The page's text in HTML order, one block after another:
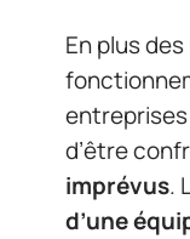
En plus
d’être
imprévus.
d’une